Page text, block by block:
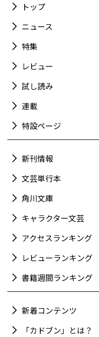
トップ
ニュース
特集
レビュー
試し読み
連載
特設ページ
新刊情報
文芸単行本
角川文庫
キャラクター文芸
アクセスランキング
レビューランキング
書籍週間ランキング
新着コンテンツ
「カドブン」とは？